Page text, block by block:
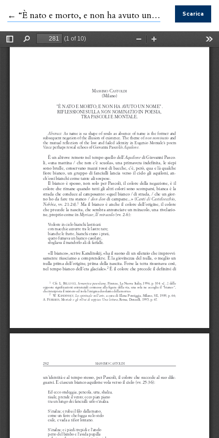
← Ritorna ai dettagli dell'articolo
“È nato e morto, e non ha avuto un nome”. Riflessioni sulla non nominatio in poesia, tra Pascoli e Montale Scarica